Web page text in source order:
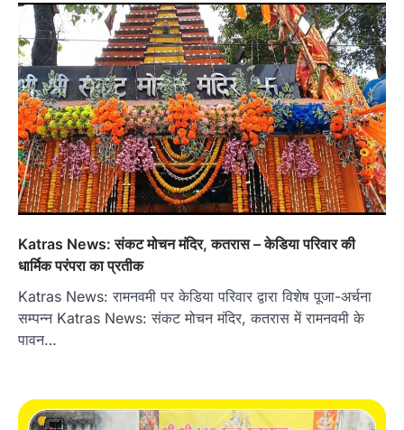
Katras News: संकट मोचन मंदिर, कतरास – केडिया परिवार की
धार्मिक परंपरा का प्रतीक
Katras News: रामनवमी पर केडिया परिवार द्वारा विशेष पूजा-अर्चना
सम्पन्न Katras News: संकट मोचन मंदिर, कतरास में रामनवमी के
पावन…